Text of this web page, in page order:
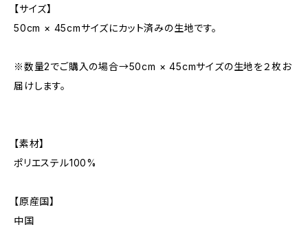
【サイズ】
50cm × 45cmサイズにカット済みの生地です。
※数量2でご購入の場合→50cm × 45cmサイズの生地を２枚お
届けします。
【素材】
ポリエステル100%
【原産国】
中国